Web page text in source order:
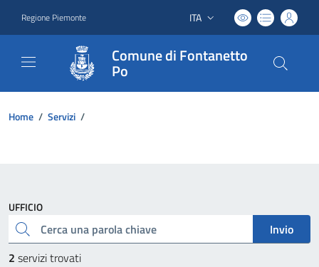
Regione Piemonte Lingua attiva:
ITA
Comune di Fontanetto
Po
Home / Servizi /
Cerca una parola chiave
Invio
2 servizi trovati
UFFICIO